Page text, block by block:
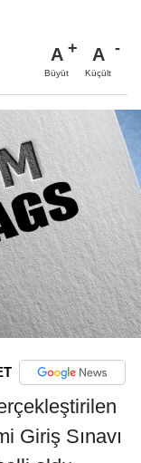
A
Büyüt
A
Küçült
Giriş Sınavı